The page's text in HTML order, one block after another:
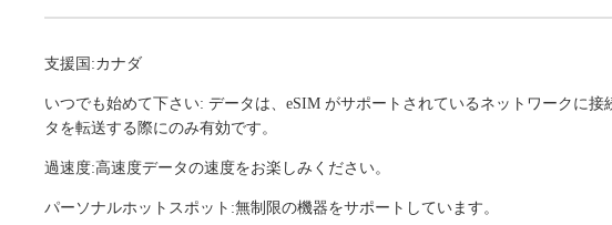
支援国:カナダ
いつでも始めて下さい: データは、eSIM がサポートされているネットワークに
タを転送する際にのみ有効です。
過速度:高速度データの速度をお楽しみください。
パーソナルホットスポット:無制限の機器をサポートしています。